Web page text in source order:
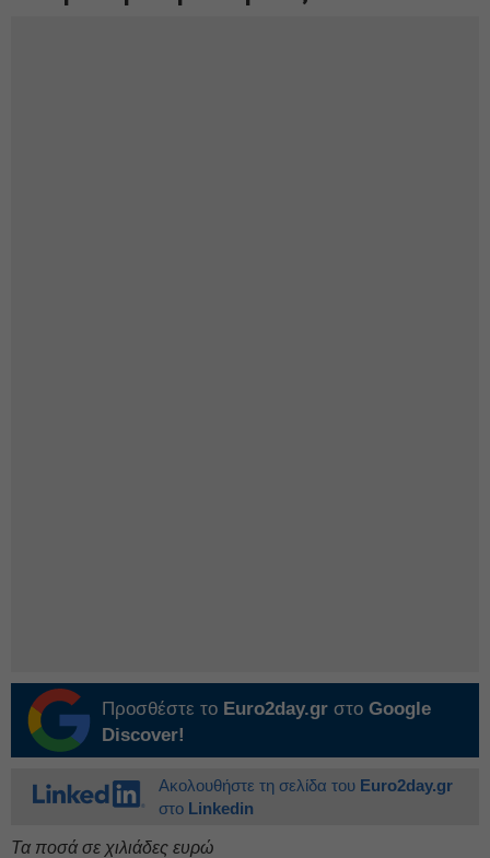
Προσθέστε το Euro2day.gr στο Google
Discover!
Ακολουθήστε τη σελίδα του Euro2day.gr
στο Linkedin
Τα ποσά σε χιλιάδες ευρώ